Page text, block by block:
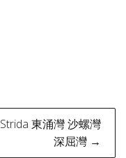
Strida 東涌灣 沙螺灣
深屈灣 →